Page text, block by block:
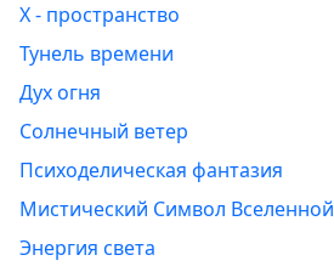
Х - пространство
Тунель времени
Дух огня
Солнечный ветер
Психоделическая фантазия
Мистический Символ Вселенной
Энергия света